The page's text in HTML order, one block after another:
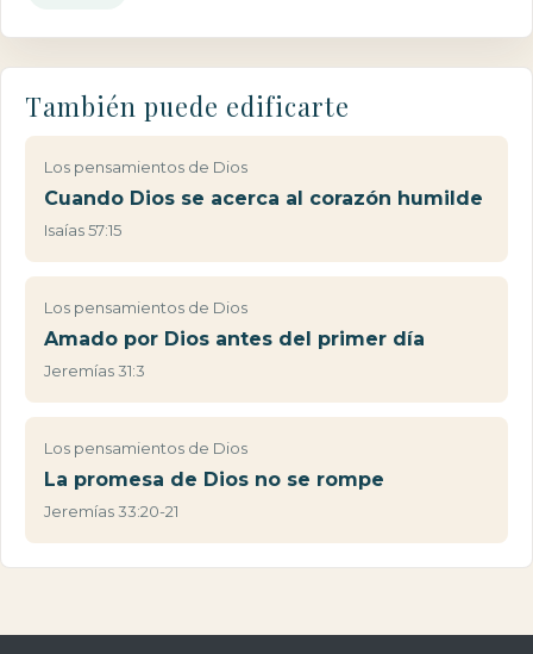
También puede edificarte
Los pensamientos de Dios
Cuando Dios se acerca al corazón humilde
Isaías 57:15
Los pensamientos de Dios
Amado por Dios antes del primer día
Jeremías 31:3
Los pensamientos de Dios
La promesa de Dios no se rompe
Jeremías 33:20-21